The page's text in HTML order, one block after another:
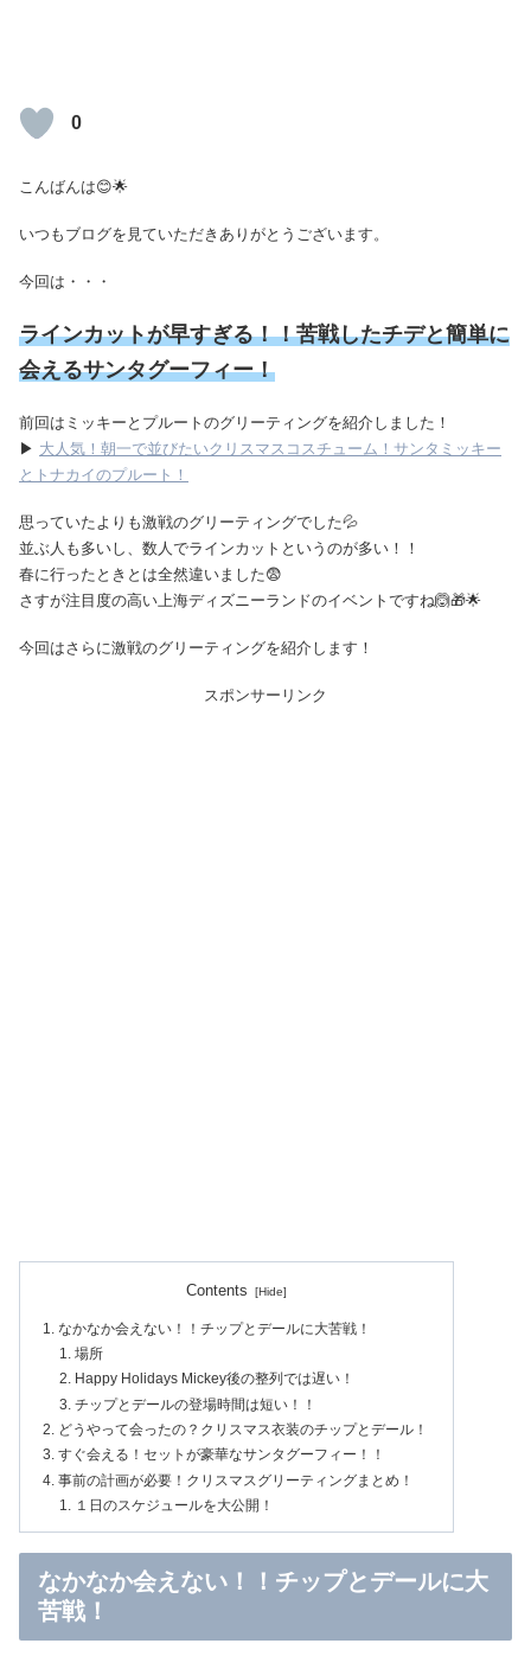
0
こんばんは😊🌟
いつもブログを見ていただきありがとうございます。
今回は・・・
ラインカットが早すぎる！！苦戦したチデと簡単に
会えるサンタグーフィー！
前回はミッキーとプルートのグリーティングを紹介しました！
▶ 大人気！朝一で並びたいクリスマスコスチューム！サンタミッキー
とトナカイのプルート！
思っていたよりも激戦のグリーティングでした💦
並ぶ人も多いし、数人でラインカットというのが多い！！
春に行ったときとは全然違いました😨
さすが注目度の高い上海ディズニーランドのイベントですね🙆🎁🌟
今回はさらに激戦のグリーティングを紹介します！
スポンサーリンク
Contents
なかなか会えない！！チップとデールに大苦戦！
場所
Happy Holidays Mickey後の整列では遅い！
チップとデールの登場時間は短い！！
どうやって会ったの？クリスマス衣装のチップとデール！
すぐ会える！セットが豪華なサンタグーフィー！！
事前の計画が必要！クリスマスグリーティングまとめ！
１日のスケジュールを大公開！
なかなか会えない！！チップとデールに大
苦戦！